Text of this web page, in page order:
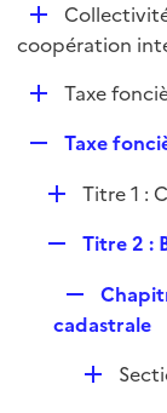
p
l
i
e
r
D
é
r
coopération
D
l
i
e
Taxe
p
r
Taxe
D
e
Titre 1 :
p
l
Titre 2 :
e
l
cadastrale
D